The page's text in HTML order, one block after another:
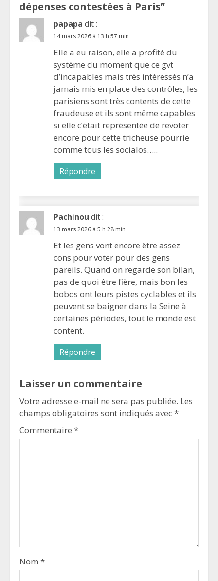
dépenses contestées à Paris”
papapa dit :
14 mars 2026 à 13 h 57 min
Elle a eu raison, elle a profité du
système du moment que ce gvt
d’incapables mais très intéressés n’a
jamais mis en place des contrôles, les
parisiens sont très contents de cette
fraudeuse et ils sont même capables
si elle c’était représentée de revoter
encore pour cette tricheuse pourrie
comme tous les socialos…..
Répondre
Pachinou dit :
13 mars 2026 à 5 h 28 min
Et les gens vont encore être assez
cons pour voter pour des gens
pareils. Quand on regarde son bilan,
pas de quoi être fière, mais bon les
bobos ont leurs pistes cyclables et ils
peuvent se baigner dans la Seine à
certaines périodes, tout le monde est
content.
Répondre
Laisser un commentaire
Votre adresse e-mail ne sera pas publiée. Les
champs obligatoires sont indiqués avec*
Commentaire *
Nom *